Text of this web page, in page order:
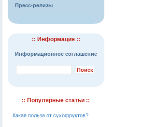
Пресс-релизы
:: Информация ::
Информационное соглашение
:: Популярные статьи ::
Какая польза от сухофруктов?